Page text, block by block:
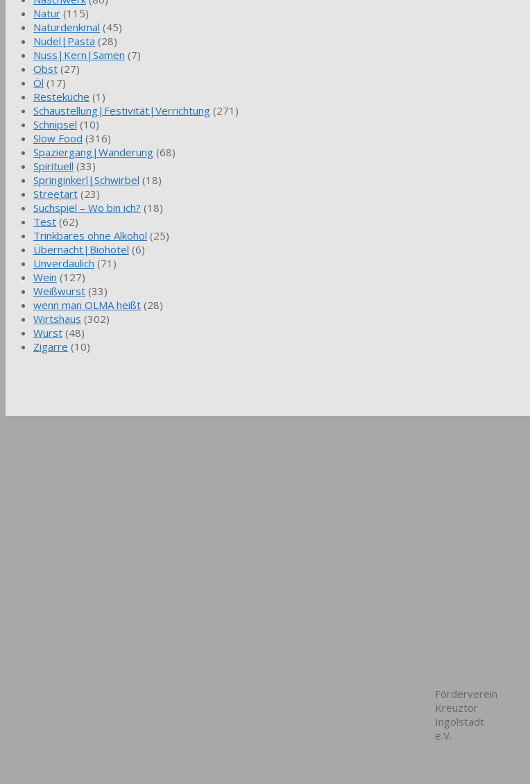
Natur (115)
Naturdenkmal (45)
Nudel|Pasta (28)
Nuss|Kern|Samen (7)
Obst (27)
Öl (17)
Resteküche (1)
Schaustellung|Festivität|Verrichtung (271)
Schnipsel (10)
Slow Food (316)
Spaziergang|Wanderung (68)
Spirituell (33)
Springinkerl|Schwirbel (18)
Streetart (23)
Suchspiel – Wo bin ich? (18)
Test (62)
Trinkbares ohne Alkohol (25)
Übernacht|Biohotel (6)
Unverdaulich (71)
Wein (127)
Weißwurst (33)
wenn man OLMA heißt (28)
Wirtshaus (302)
Wurst (48)
Zigarre (10)
Förderverein
Kreuztor
Ingolstadt
e.V.